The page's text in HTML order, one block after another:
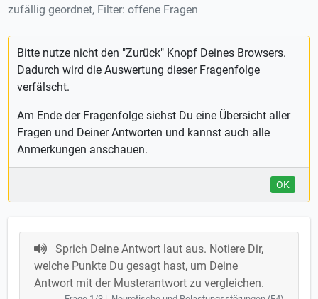
zufällig geordnet, Filter: offene Fragen
Bitte nutze nicht den "Zurück" Knopf Deines Browsers.
Dadurch wird die Auswertung dieser Fragenfolge
verfälscht.
Am Ende der Fragenfolge siehst Du eine Übersicht aller
Fragen und Deiner Antworten und kannst auch alle
Anmerkungen anschauen.
OK
Sprich Deine Antwort laut aus. Notiere Dir,
welche Punkte Du gesagt hast, um Deine
Antwort mit der Musterantwort zu vergleichen.